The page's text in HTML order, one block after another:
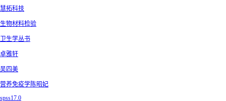
慧拓科技
生物材料检验
卫生学丛书
卓雅轩
吴四美
营养免疫学陈昭妃
spss17.0